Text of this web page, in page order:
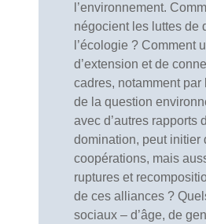
l’environnement.
négocient les luttes de
l’écologie ? Comment
d’extension et de
cadres, notamment par
de la question
avec d’autres rapports
domination, peut initier
coopérations, mais
ruptures et
de ces alliances ?
sociaux – d’âge, de